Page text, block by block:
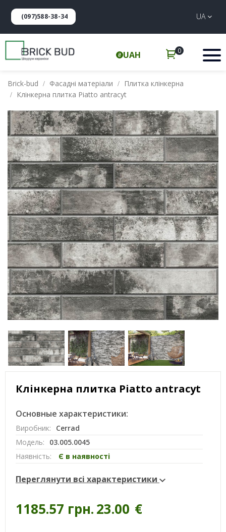
(097)588-38-34 UA
UAH 0
Brick-bud Фасадні матеріали
Плитка клінкерна
Клінкерна плитка Piatto antracyt
Клінкерна плитка Piatto antracyt
Основные характеристики:
Виробник:
Cerrad
Модель:
03.005.0045
Наявність:
Є в наявності
Переглянути всі характеристики
1185.57 грн.23.00 €